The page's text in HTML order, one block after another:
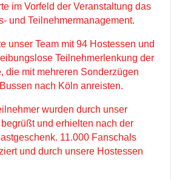
im Vorfeld der Veranstaltung das
und Teilnehmermanagement.
unser Team mit 94 Hostessen und
Teilnehmerlenkung der
die mit mehreren Sonderzügen
nach Köln anreisten.
wurden durch unser
und erhielten nach der
11.000 Fanschals
und durch unsere Hostessen